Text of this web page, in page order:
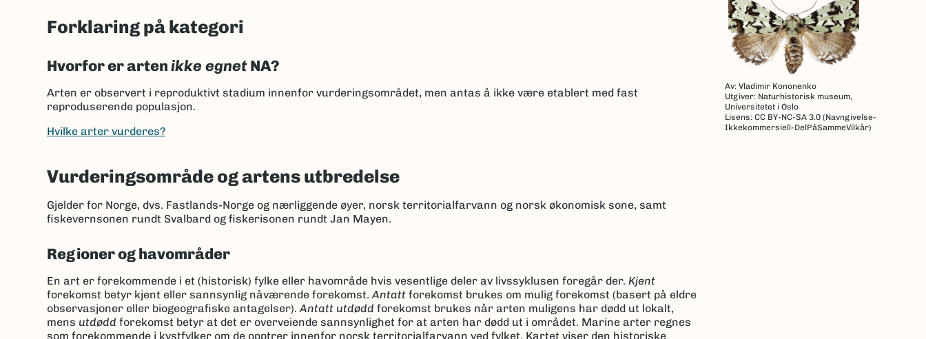
Forklaring på kategori
Hvorfor er artenikke egnetNA?
Arten er observert i reproduktivt stadium innenfor vurderingsområdet, men antas å ikke være etablert med fast
reproduserende populasjon.
Hvilke arter vurderes?
Vurderingsområde og artens utbredelse
Gjelder for Norge, dvs. Fastlands-Norge og nærliggende øyer, norsk territorialfarvann og norsk økonomisk sone, samt
fiskevernsonen rundt Svalbard og fiskerisonen rundt Jan Mayen.
Regioner og havområder
En art er forekommende i et (historisk) fylke eller havområde hvis vesentlige deler av livssyklusen foregår der. Kjent
forekomst betyr kjent eller sannsynlig nåværende forekomst.Antatt forekomst brukes om mulig forekomst (basert på eldre
observasjoner eller biogeografiske antagelser).Antatt utdødd forekomst brukes når arten muligens har dødd ut lokalt,
mens utdødd forekomst betyr at det er overveiende sannsynlighet for at arten har dødd ut i området. Marine arter regnes
som forekommende i kystfylker om de opptrer innenfor norsk territorialfarvann ved fylket. Kartet viser den historiske
Av: Vladimir Kononenko
Utgiver: Naturhistorisk museum,
Universitetet i Oslo
Lisens: CC BY-NC-SA 3.0 (Navngivelse-
Ikkekommersiell-DelPåSammeVilkår)